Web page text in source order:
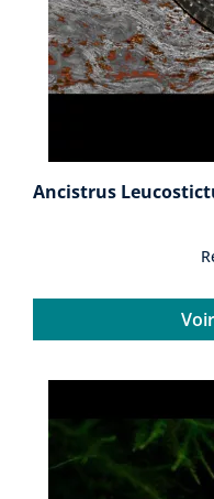
Ancistrus